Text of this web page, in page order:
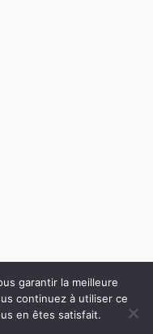
garantir la meilleure
continuez à utiliser ce
en êtes satisfait.